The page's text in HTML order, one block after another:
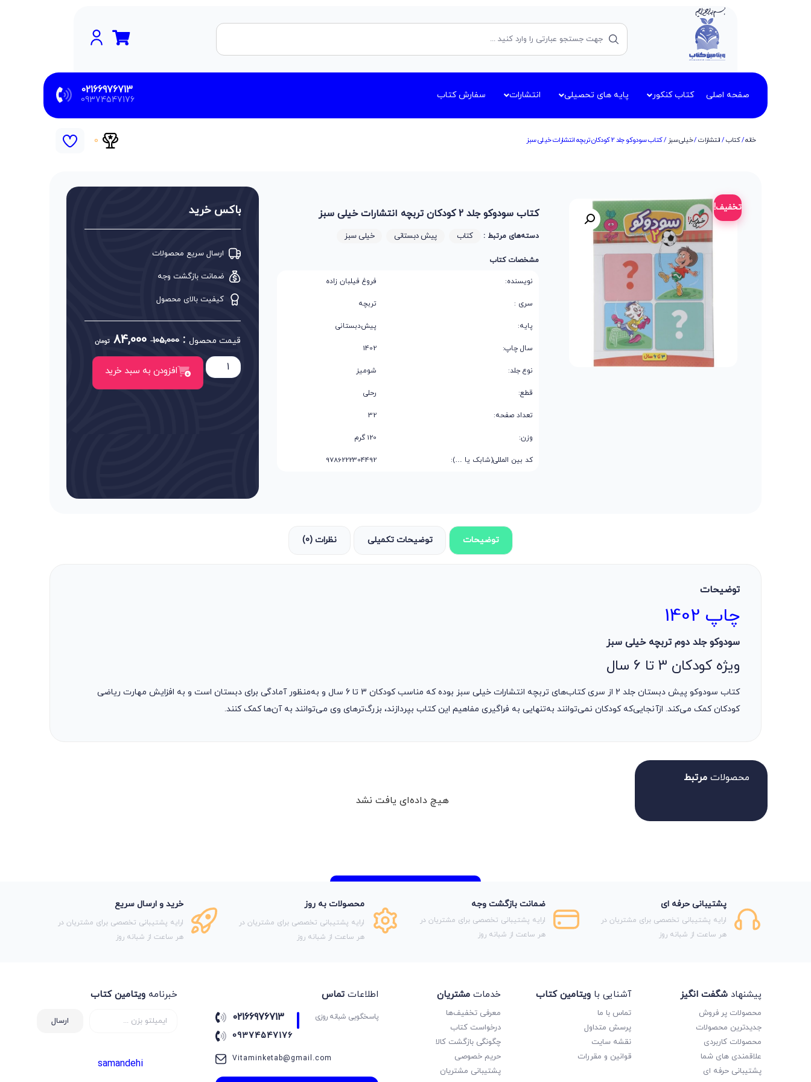
صفحه اصلی کتاب کنکور پایه های تحصیلی انتشارات سفارش کتاب 02166976713
09374547176
خانه/کتاب/انتشارات/خیلی سبز / کتاب سودوکو جلد 2 کودکان تربچه انتشارات خیلی سبز 0
تخفیف! کتاب سودوکو جلد 2 کودکان تربچه انتشارات خیلی سبز
دسته‌های مرتبط : کتاب پیش دبستانی خیلی سبز
مشخصات کتاب
نویسنده: فروغ فیلبان زاده
سری : تربچه
پایه: پیش‌دبستانی
سال چاپ: 1402
نوع جلد: شومیز
قطع: رحلی
تعداد صفحه: 32
وزن: 120 گرم
کد بین المللی(شابک یا …): 9786222304492
باکس خرید
ارسال سریع محصولات
ضمانت بازگشت وجه
کیفیت بالای محصول
قیمت محصول:
105,000
84,000 تومان
افزودن به سبد خرید
توضیحات توضیحات تکمیلی نظرات (0)
توضیحات
چاپ 1402
سودوکو جلد دوم تربچه خیلی سبز
ویژه کودکان 3 تا 6 سال
کتاب سودوکو پیش دبستان جلد 2 از سری کتاب‌های تربچه انتشارات خیلی سبز بوده که مناسب کودکان 3 تا 6 سال و به‌منظور آمادگی برای دبستان است و به افزایش مهارت ریاضی
کودکان کمک می‌کند. ازآنجایی‌که کودکان نمی‌توانند به‌تنهایی به فراگیری مفاهیم این کتاب بپردازند، بزرگ‌ترهای وی می‌توانند به آن‌ها کمک کنند.
محصولات مرتبط
هیچ داده‌ای یافت نشد
پشتیبانی حرفه ای
ارایه پشتیبانی تخصصی برای مشتریان در
هر ساعت از شبانه روز
ضمانت بازگشت وجه
ارایه پشتیبانی تخصصی برای مشتریان در
هر ساعت از شبانه روز
محصولات به روز
ارایه پشتیبانی تخصصی برای مشتریان در
هر ساعت از شبانه روز
خرید و ارسال سریع
ارایه پشتیبانی تخصصی برای مشتریان در
هر ساعت از شبانه روز
پیشنهاد شگفت انگیز
محصولات پر فروش
جدیدترین محصولات
محصولات کاربردی
علاقمندی های شما
پشتیبانی حرفه ای
آشنایی با ویتامین کتاب
تماس با ما
پرسش متداول
نقشه سایت
قوانین و مقررات
خدمات مشتریان
معرفی تخفیف‌ها
درخواست کتاب
چگونگی بازگشت کالا
حریم خصوصی
پشتیبانی مشتریان
اطلاعات تماس
پاسخگویی شبانه روزی 02166976713
09374547176
Vitaminketab@gmail.com
خبرنامهویتامین کتاب
ارسال
samandehi